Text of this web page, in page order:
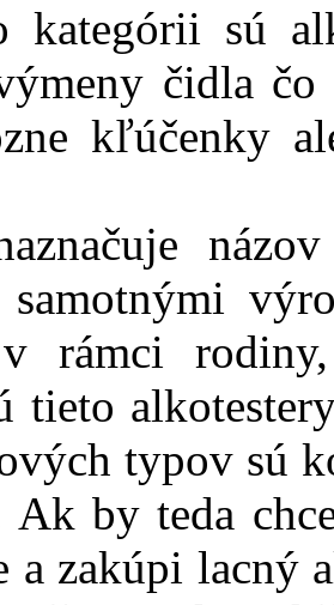
sú
čidla
kľúčenky
samotnými
v rámci
tieto
typov sú
Ak by teda
a zakúpi lacný